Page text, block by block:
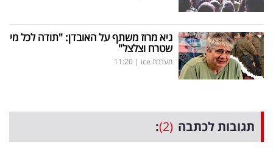
גיא מרוז משתף על האובדן: "תודה לכל מי
שטרח וצלצל"
מערכת ice |
11:20
תגובות לכתבה (2)
: